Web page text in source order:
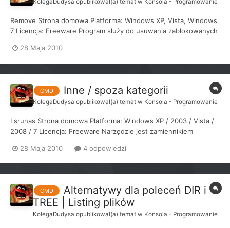
KolegaDudysa opublikował(a) temat w Konsola - Programowanie
Remove Strona domowa Platforma: Windows XP, Vista, Windows
7 Licencja: Freeware Program służy do usuwania zablokowanych
tradycyjnymi metodami co objawia się następującym
komunikatem: "Proces nie może uzyskać dostępu do pliku (...)
p...
28 Maja 2010
CMD Inne / spoza kategorii
KolegaDudysa opublikował(a) temat w Konsola - Programowanie
Lsrunas Strona domowa Platforma: Windows XP / 2003 / Vista /
2008 / 7 Licencja: Freeware Narzędzie jest zamiennikiem
potrzebne do uruchomienia programu z określonego konta, jako
parametr w linii wiersza polecenia. Może być używane w
skryptach....
28 Maja 2010 4 odpowiedzi
CMD
Alternatywy dla poleceń DIR i
TREE | Listing plików
KolegaDudysa opublikował(a) temat w Konsola - Programowanie